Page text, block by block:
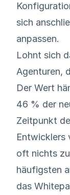
sich
anpassen.
Lohnt sich
Agenturen,
Der Wert
46 % der
Zeitpunkt
Entwicklers
oft nichts
häufigsten
das